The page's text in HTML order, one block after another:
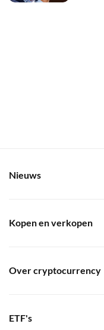
Nieuws
Kopen en verkopen
Over cryptocurrency
ETF's